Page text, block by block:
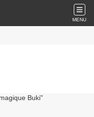
MENU